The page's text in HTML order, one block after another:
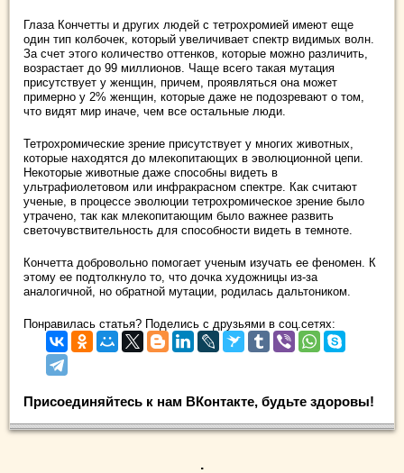
Глаза Кончетты и других людей с тетрохромией имеют еще
один тип колбочек, который увеличивает спектр видимых волн.
За счет этого количество оттенков, которые можно различить,
возрастает до 99 миллионов. Чаще всего такая мутация
присутствует у женщин, причем, проявляться она может
примерно у 2% женщин, которые даже не подозревают о том,
что видят мир иначе, чем все остальные люди.
Тетрохромические зрение присутствует у многих животных,
которые находятся до млекопитающих в эволюционной цепи.
Некоторые животные даже способны видеть в
ультрафиолетовом или инфракрасном спектре. Как считают
ученые, в процессе эволюции тетрохромическое зрение было
утрачено, так как млекопитающим было важнее развить
светочувствительность для способности видеть в темноте.
Кончетта добровольно помогает ученым изучать ее феномен. К
этому ее подтолкнуло то, что дочка художницы из-за
аналогичной, но обратной мутации, родилась дальтоником.
Понравилась статья? Поделись с друзьями в соц.сетях:
Присоединяйтесь к нам ВКонтакте, будьте здоровы!
.